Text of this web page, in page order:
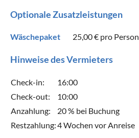
Optionale Zusatzleistungen
Wäschepaket 25,00 € pro Person
Hinweise des Vermieters
Check-in:
16:00
Check-out:
10:00
Anzahlung:
20 % bei Buchung
Restzahlung:4 Wochen vor Anreise